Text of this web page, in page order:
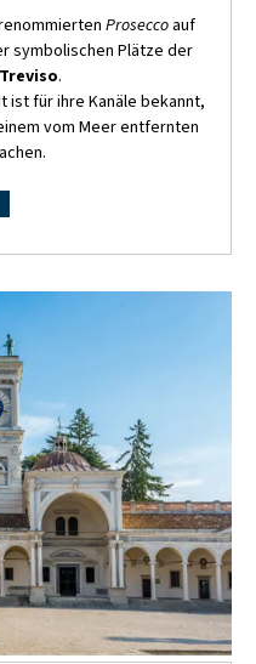
Prosecco auf
symbolischen Plätze der
Treviso.
ist für ihre Kanäle bekannt,
vom Meer entfernten